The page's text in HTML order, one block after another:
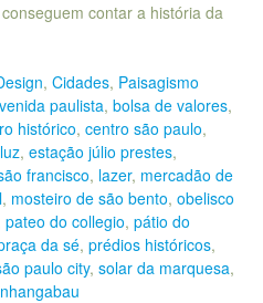
contar a história da
, Cidades, Paisagismo
paulista, bolsa de valores,
histórico, centro são paulo,
, estação júlio prestes,
francisco, lazer, mercadão de
, mosteiro de são bento, obelisco
pateo do collegio, pátio do
da sé, prédios históricos,
paulo city, solar da marquesa,